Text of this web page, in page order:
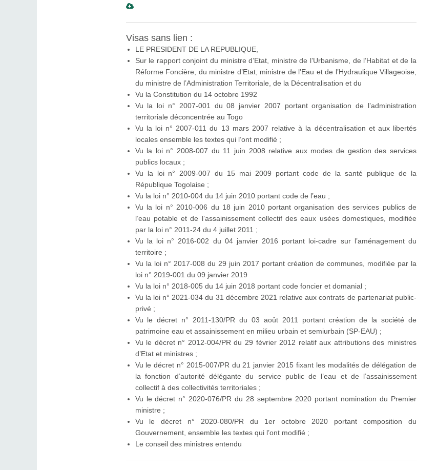
Visas sans lien :
LE PRESIDENT DE LA REPUBLIQUE,
Sur le rapport conjoint du ministre d’Etat, ministre de l’Urbanisme, de l’Habitat et de la
Réforme Foncière, du ministre d’Etat, ministre de l’Eau et de l’Hydraulique Villageoise,
du ministre de l’Administration Territoriale, de la Décentralisation et du
Vu la Constitution du 14 octobre 1992
Vu la loi n° 2007-001 du 08 janvier 2007 portant organisation de l’administration
territoriale déconcentrée au Togo
Vu la loi n° 2007-011 du 13 mars 2007 relative à la décentralisation et aux libertés
locales ensemble les textes qui l’ont modifié ;
Vu la loi n° 2008-007 du 11 juin 2008 relative aux modes de gestion des services
publics locaux ;
Vu la loi n° 2009-007 du 15 mai 2009 portant code de la santé publique de la
République Togolaise ;
Vu la loi n° 2010-004 du 14 juin 2010 portant code de l’eau ;
Vu la loi n° 2010-006 du 18 juin 2010 portant organisation des services publics de
l’eau potable et de l’assainissement collectif des eaux usées domestiques, modifiée
par la loi n° 2011-24 du 4 juillet 2011 ;
Vu la loi n° 2016-002 du 04 janvier 2016 portant loi-cadre sur l’aménagement du
territoire ;
Vu la loi n° 2017-008 du 29 juin 2017 portant création de communes, modifiée par la
loi n° 2019-001 du 09 janvier 2019
Vu la loi n° 2018-005 du 14 juin 2018 portant code foncier et domanial ;
Vu la loi n° 2021-034 du 31 décembre 2021 relative aux contrats de partenariat public-
privé ;
Vu le décret n° 2011-130/PR du 03 août 2011 portant création de la société de
patrimoine eau et assainissement en milieu urbain et semiurbain (SP-EAU) ;
Vu le décret n° 2012-004/PR du 29 février 2012 relatif aux attributions des ministres
d’Etat et ministres ;
Vu le décret n° 2015-007/PR du 21 janvier 2015 fixant les modalités de délégation de
la fonction d’autorité délégante du service public de l’eau et de l’assainissement
collectif à des collectivités territoriales ;
Vu le décret n° 2020-076/PR du 28 septembre 2020 portant nomination du Premier
ministre ;
Vu le décret n° 2020-080/PR du 1er octobre 2020 portant composition du
Gouvernement, ensemble les textes qui l’ont modifié ;
Le conseil des ministres entendu